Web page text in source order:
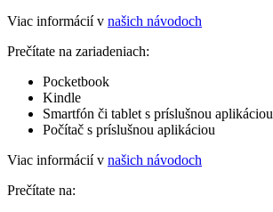
Viac informácií v našich návodoch
Prečítate na zariadeniach:
Pocketbook
Kindle
Smartfón či tablet s príslušnou aplikáciou
Počítač s príslušnou aplikáciou
Viac informácií v našich návodoch
Prečítate na: